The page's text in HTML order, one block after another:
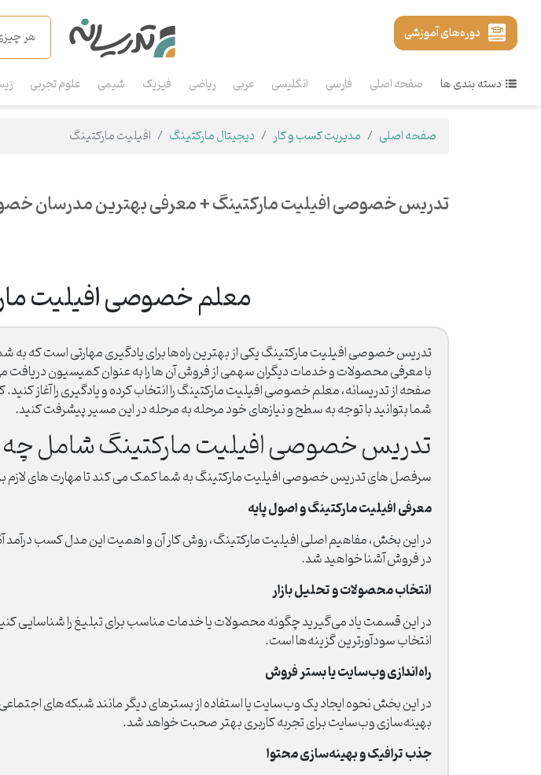
دوره‌های آموزشی
دسته بندی ها صفحه اصلی فارسی انگلیسی عربی ریاضی فیزیک شیمی علوم تجربی
صفحه اصلی مدیریت کسب و کار دیجیتال مارکتینگ افیلیت مارکتینگ
تدریس خصوصی افیلیت مارکتینگ + معرفی بهترین مدرسان
معلم خصوصی افیلیت
تدریس خصوصی افیلیت مارکتینگ یکی از بهترین راه‌ها برای یادگیری مهارتی است که به
با معرفی محصولات و خدمات دیگران سهمی از فروش آن ها را به عنوان کمیسیون دریافت
صفحه از تدریسانه، معلم خصوصی افیلیت مارکتینگ را انتخاب کرده و یادگیری را
شما بتوانید با توجه به سطح و نیازهای خود مرحله به مرحله در این مسیر پیشرفت کنید.
تدریس خصوصی افیلیت مارکتینگ شامل
سرفصل های تدریس خصوصی افیلیت مارکتینگ به شما کمک می کند تا مهارت های لازم
معرفی افیلیت مارکتینگ و اصول پایه
در این بخش، مفاهیم اصلی افیلیت مارکتینگ، روش کار آن و اهمیت این مدل کسب
در فروش آشنا خواهید شد.
انتخاب محصولات و تحلیل بازار
در این قسمت یاد می‌گیرید چگونه محصولات یا خدمات مناسب برای تبلیغ را شناسایی
انتخاب سودآورترین گزینه‌ها است.
راه‌اندازی وب‌سایت یا بستر فروش
در این بخش نحوه ایجاد یک وب‌سایت یا استفاده از بسترهای دیگر مانند شبکه‌های
بهینه‌سازی وب‌سایت برای تجربه کاربری بهتر صحبت خواهد شد.
جذب ترافیک و بهینه‌سازی محتوا